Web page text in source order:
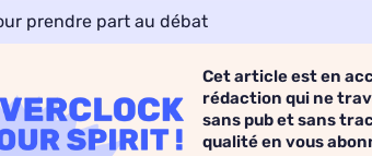
prendre part au débat
Cet article est en
rédaction qui ne
sans pub et sans
qualité en vous